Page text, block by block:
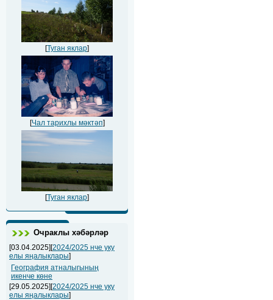
[Туган яклар]
[Чал тарихлы мәктәп]
[Туган яклар]
Очраклы хәбәрләр
[03.04.2025][2024/2025 нче уку
елы яңалыклары]
География атналыгының
икенче көне
[29.05.2025][2024/2025 нче уку
елы яңалыклары]